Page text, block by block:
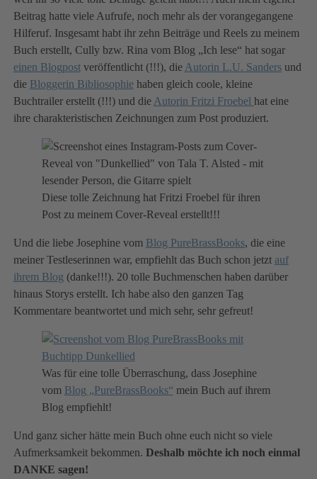
Beitrag hatte viele Aufrufe, noch mehr als der vorangegangene
Hilferuf. Insgesamt habt ihr zehn Beiträge und Reels zu meinem
Buch erstellt, Cully bzw. Rina vom Blog „Ich lese“ hat sogar
einen Blogpostveröffentlicht (!!!), die Autorin L.U. Sandersund
die Bloggerin Bibliosophiehaben gleich coole, kleine
Buchtrailer erstellt (!!!) und die Autorin Fritzi Froebel hat eine
ihre charakteristischen Zeichnungen zum Post produziert.
Diese tolle Zeichnung hat Fritzi Froebel für ihren
Post zu meinem Cover-Reveal erstellt!!!
Und die liebe Josephine vom Blog PureBrassBooks, die eine
meiner Testleserinnen war, empfiehlt das Buch schon jetzt auf
ihrem Blog (danke!!!). 20 tolle Buchmenschen haben darüber
hinaus Storys erstellt. Ich habe also den ganzen Tag
Kommentare beantwortet und mich sehr, sehr gefreut!
Was für eine tolle Überraschung, dass Josephine
vom Blog „PureBrassBooks“ mein Buch auf ihrem
Blog empfiehlt!
Und ganz sicher hätte mein Buch ohne euch nicht so viele
Aufmerksamkeit bekommen. Deshalb möchte ich noch einmal
DANKE sagen!